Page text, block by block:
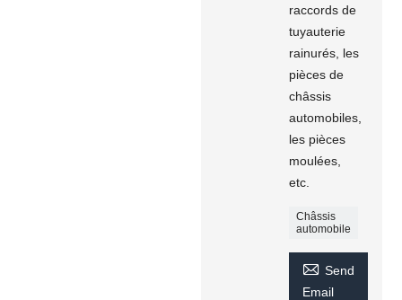
raccords de
tuyauterie
rainurés, les
pièces de
châssis
automobiles,
les pièces
moulées,
etc.
Châssis
automobile
 Send
Email